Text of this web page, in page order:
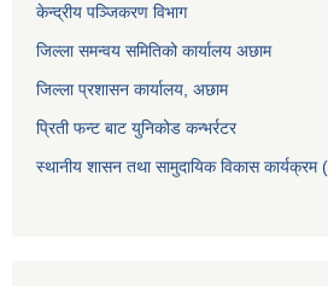
केन्द्रीय पञ्जिकरण विभाग
जिल्ला समन्वय समितिको कार्यालय अछाम
जिल्ला प्रशासन कार्यालय, अछाम
प्रिती फन्ट बाट युनिकोड कन्भर्रटर
स्थानीय शासन तथा सामुदायिक विकास